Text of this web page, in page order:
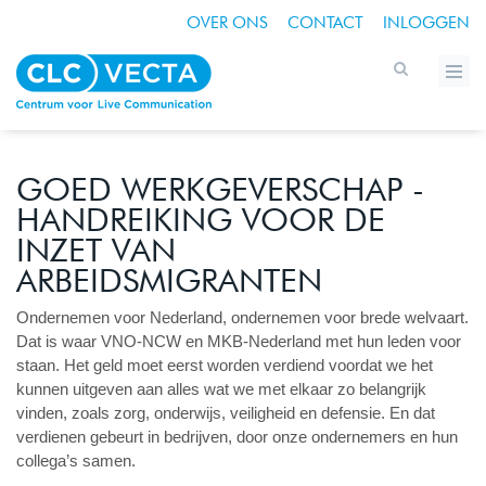
OVER ONS CONTACT INLOGGEN
GOED WERKGEVERSCHAP -
HANDREIKING VOOR DE
INZET VAN
ARBEIDSMIGRANTEN
Ondernemen voor Nederland, ondernemen voor brede welvaart.
Dat is waar VNO-NCW en MKB-Nederland met hun leden voor
staan. Het geld moet eerst worden verdiend voordat we het
kunnen uitgeven aan alles wat we met elkaar zo belangrijk
vinden, zoals zorg, onderwijs, veiligheid en defensie. En dat
verdienen gebeurt in bedrijven, door onze ondernemers en hun
collega’s samen.